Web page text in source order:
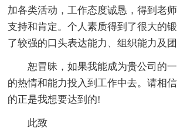
加各类活动，工作态度诚恳，得到老
支持和肯定。个人素质得到了很大的
了较强的口头表达能力、组织能力及团
恕冒昧，如果我能成为贵公司的
的热情和能力投入到工作中去。请相
的正是我想要达到的!
此致